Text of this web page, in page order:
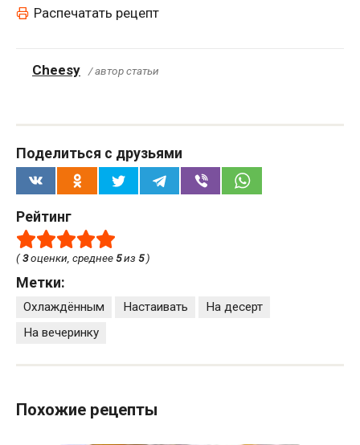
Распечатать рецепт
Cheesy / автор статьи
Поделиться с друзьями
Рейтинг
(3оценки, среднее5из 5)
Метки:
Охлаждённым Настаивать
На десерт
На вечеринку
Похожие рецепты